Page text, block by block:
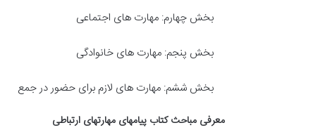
بخش چهارم: مهارت های اجتماعی
بخش پنجم: مهارت های خانوادگی
بخش ششم: مهارت های لازم برای حضور در جمع
معرفی مباحث کتاب پیامهای مهارتهای ارتباطی